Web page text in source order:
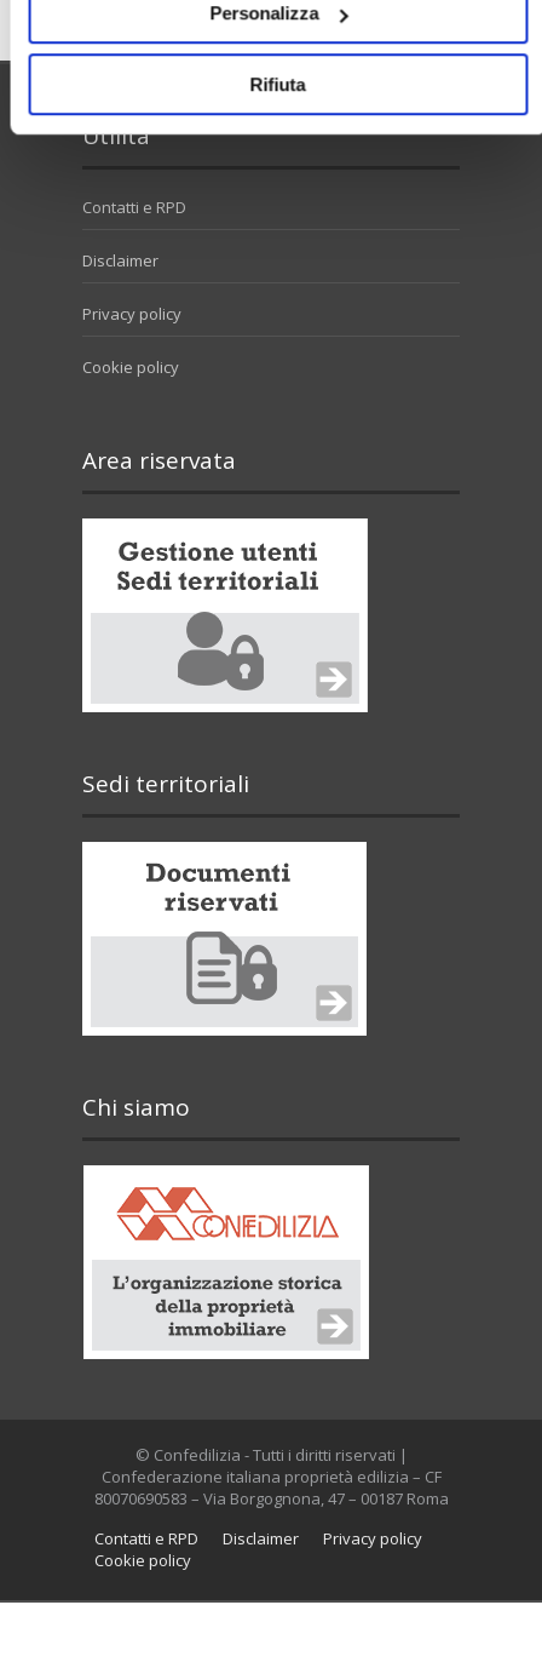
Personalizza
Rifiuta
Utilità
Contatti e RPD
Disclaimer
Privacy policy
Cookie policy
Area riservata
Sedi territoriali
Chi siamo
© Confedilizia - Tutti i diritti riservati |
Confederazione italiana proprietà edilizia – CF
80070690583 – Via Borgognona, 47 – 00187 Roma
Contatti e RPD
Disclaimer
Privacy policy
Cookie policy